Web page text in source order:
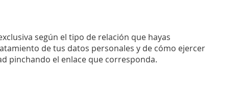
según el tipo de relación que hayas
de tus datos personales y de cómo ejercer
pinchando el enlace que corresponda.